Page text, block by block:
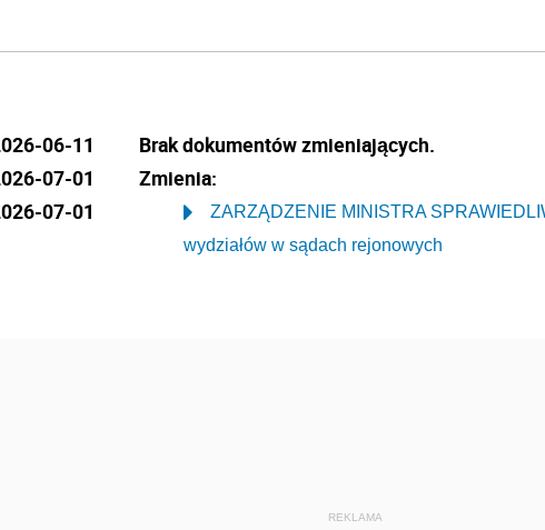
06-11
07-01
07-01
Brak dokumentów zmieniających.
Zmienia:
ZARZĄDZENIE MINISTRA
wydziałów w sądach rejonowych